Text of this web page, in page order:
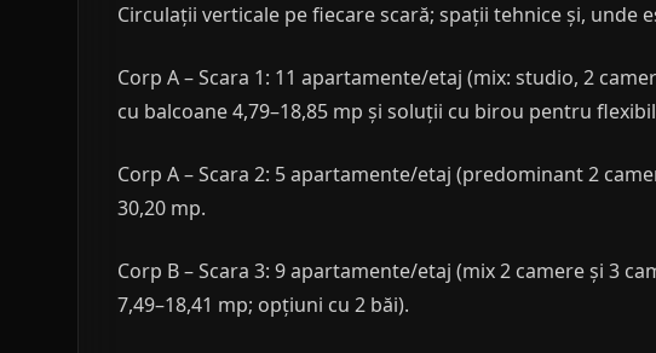
Circulații verticale pe fiecare scară; spații tehnice și, unde
Corp A – Scara 1: 11 apartamente/etaj (mix: studio, 2
cu balcoane 4,79–18,85 mp și soluții cu birou pentru
Corp A – Scara 2: 5 apartamente/etaj (predominant 2
30,20 mp.
Corp B – Scara 3: 9 apartamente/etaj (mix 2 camere și 3
7,49–18,41 mp; opțiuni cu 2 băi).